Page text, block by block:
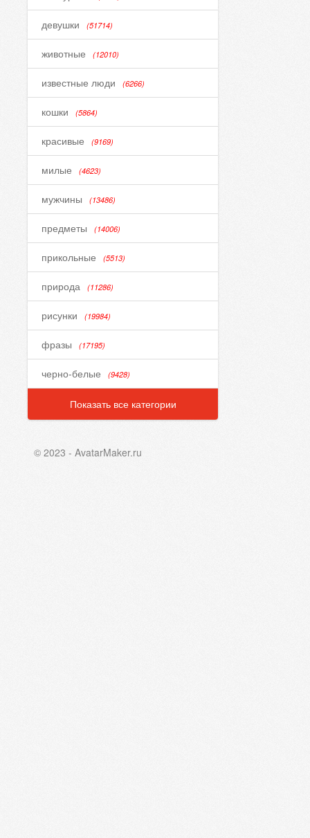
девушки (51714)
животные (12010)
известные люди (6266)
кошки (5864)
красивые (9169)
милые (4623)
мужчины (13486)
предметы (14006)
прикольные (5513)
природа (11286)
рисунки (19984)
фразы (17195)
черно-белые (9428)
Показать все категории
© 2023 - AvatarMaker.ru